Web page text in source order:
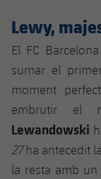
Resultats
Hockey
Plantilla
Agenda
Rugby
plusicon
més
Actualitat
Jugadors
Calendari
Voleibol
plusicon
més
Notícies
Voleibol
Apunta't
plusicon
més
Apunta't
PLUSICON
MÉS
Lewy,
El FC
sumar el
moment
embrutir el
Lewandowski
27ha antecedit
la resta amb